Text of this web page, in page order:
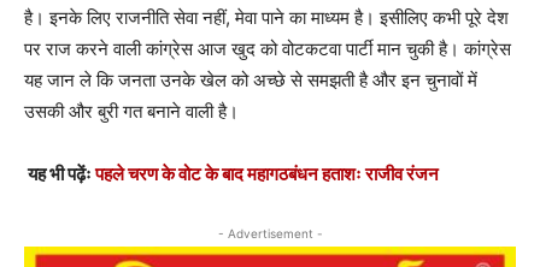
है। इनके लिए राजनीति सेवा नहीं, मेवा पाने का माध्यम है। इसीलिए कभी पूरे देश
पर राज करने वाली कांग्रेस आज खुद को वोटकटवा पार्टी मान चुकी है। कांग्रेस
यह जान ले कि जनता उनके खेल को अच्छे से समझती है और इन चुनावों में
उसकी और बुरी गत बनाने वाली है।
यह भी पढ़ेंःपहले चरण के वोट के बाद महागठबंधन हताशः राजीव रंजन
- Advertisement -